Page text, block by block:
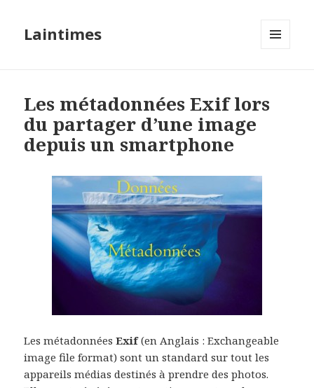
Laintimes
Les métadonnées Exif lors
du partager d’une image
depuis un smartphone
Les métadonnéesExif(en Anglais : Exchangeable
image file format) sont un standard sur tout les
appareils médias destinés à prendre des photos.